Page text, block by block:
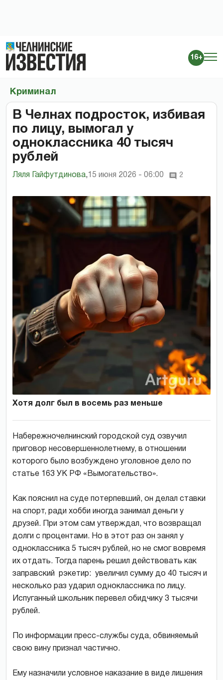
16+
Криминал
В Челнах подросток, избивая
по лицу, вымогал у
одноклассника 40 тысяч
рублей
Ляля Гайфутдинова, 15 июня 2026 - 06:00 2
Хотя долг был в восемь раз меньше
Набережночелнинский городской суд озвучил
приговор несовершеннолетнему, в отношении
которого было возбуждено уголовное дело по
статье 163 УК РФ «Вымогательство».
Как пояснил на суде потерпевший, он делал ставки
на спорт, ради хобби иногда занимал деньги у
друзей. При этом сам утверждал, что возвращал
долги с процентами. Но в этот раз он занял у
одноклассника 5 тысяч рублей, но не смог вовремя
их отдать. Тогда парень решил действовать как
заправский рэкетир: увеличил сумму до 40 тысяч и
несколько раз ударил одноклассника по лицу.
Испуганный школьник перевел обидчику 3 тысячи
рублей.
По информации пресс-службы суда, обвиняемый
свою вину признал частично.
Ему назначили условное наказание в виде лишения